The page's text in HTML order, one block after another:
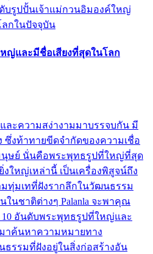
บรูปปั้นเจ้าแม่กวนอิมองค์ใหญ่
ลกในปัจจุบัน
ญ่และมีชื่อเสียงที่สุดในโลก
ละความสง่างามมาบรรจบกัน มี
ซึ่งท้าทายขีดจำกัดของความเชื่อ
นุษย์ นั่นคือพระพุทธรูปที่ใหญ่ที่สุด
ใหญ่เหล่านี้ เป็นเครื่องพิสูจน์ถึง
ทุ่มเทที่ฝังรากลึกในวัฒนธรรม
นชาติต่างๆ Palanla จะพาคุณ
10 อันดับพระพุทธรูปที่ใหญ่และ
าค้นหาความหมายทาง
รรมที่ฝังอยู่ในสิ่งก่อสร้างอัน